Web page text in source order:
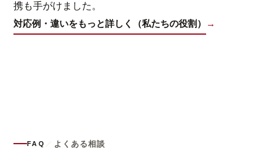
携も手がけました。
対応例・違いをもっと詳しく（私たちの役割）
→
FAQ ／ よくある相談